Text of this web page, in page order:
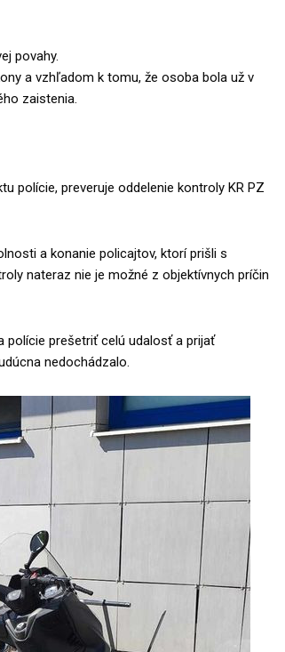
povahy.
a vzhľadom k tomu, že osoba bola už v
zaistenia.
polície, preveruje oddelenie kontroly KR PZ
a konanie policajtov, ktorí prišli s
nateraz nie je možné z objektívnych príčin
polície prešetriť celú udalosť a prijať
nedochádzalo.